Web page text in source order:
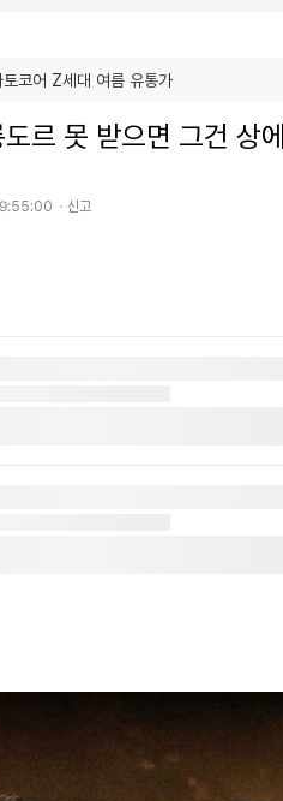
르 못 받으면 그건 상
신고